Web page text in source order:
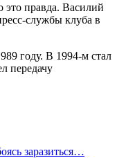
это правда. Василий
службы клуба в
году. В 1994-м стал
передачу
заразиться…